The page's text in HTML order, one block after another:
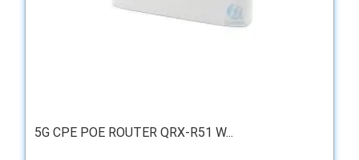
5G CPE POE ROUTER QRX-R51 W...